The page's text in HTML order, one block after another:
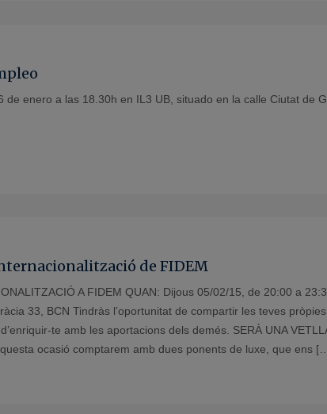
de enero a las 18.30h en IL3 UB, situado en la calle Ciutat de
de FIDEM
A FIDEM QUAN: Dijous 05/02/15, de 20:00 a
33, BCN Tindràs l’oportunitat de compartir les teves pròpies
te amb les aportacions dels demés. SERÀ UNA
ocasió comptarem amb dues ponents de luxe, que ens